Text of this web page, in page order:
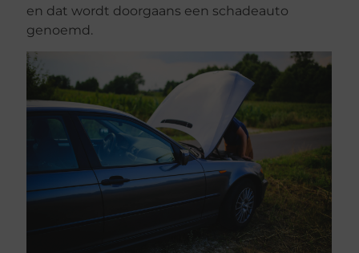
en dat wordt doorgaans een schadeauto
genoemd.